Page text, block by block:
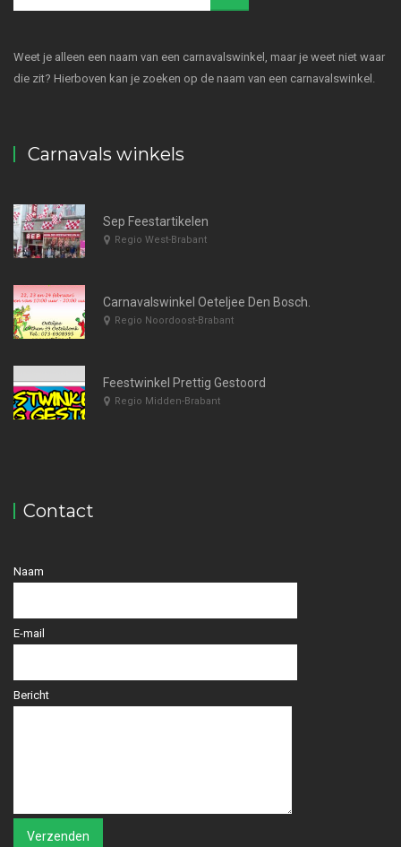
Weet je alleen een naam van een carnavalswinkel, maar je weet niet waar
die zit? Hierboven kan je zoeken op de naam van een carnavalswinkel.
Carnavals winkels
Sep Feestartikelen
Regio West-Brabant
Carnavalswinkel Oeteljee Den Bosch.
Regio Noordoost-Brabant
Feestwinkel Prettig Gestoord
Regio Midden-Brabant
Contact
Naam
E-mail
Bericht